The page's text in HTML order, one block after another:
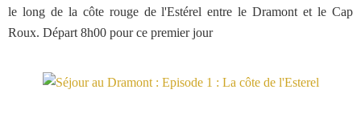
le long de la côte rouge de l'Estérel entre le Dramont et le Cap
Roux. Départ 8h00 pour ce premier jour